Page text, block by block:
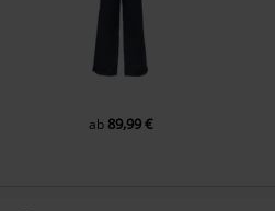
ab 89,99 €